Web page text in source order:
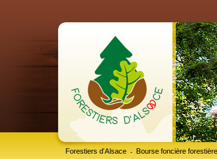
Forestiers d'Alsace Bourse foncière forestière
-